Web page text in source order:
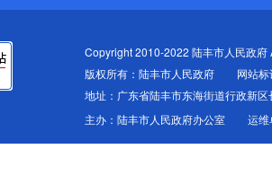
Copyright 2010-2022 陆丰市人民政
版权所有：陆丰市人民政府
网站
地址：广东省陆丰市东海街道行政新
主办：陆丰市人民政府办公室
运维